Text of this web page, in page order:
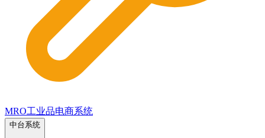
MRO工业品电商系统
中台系统